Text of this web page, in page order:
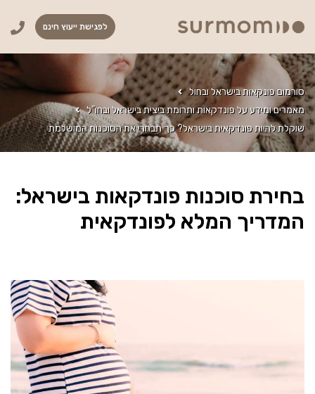
לפגישת ייעוץ חינם
סורמום פונקאות בישראל ובחול
מאמרים ומידע על פונדקאות ותרומת ביצית בישראל ובחו"ל
שוקלת להיות פונדקאית בישראל? כך תבחרי את הסוכנות המושלמת
בחירת סוכנות פונדקאות בישראל:
המדריך המלא לפונדקאית